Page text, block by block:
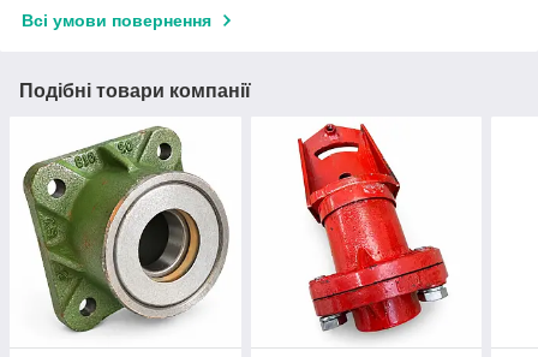
Всі умови повернення
Подібні товари компанії